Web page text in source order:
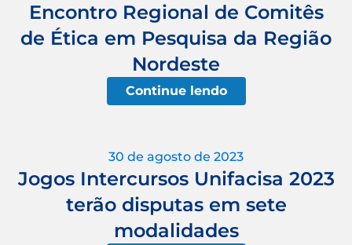
Encontro Regional de Comitês
de Ética em Pesquisa da Região
Nordeste
Continue lendo
30 de agosto de 2023
Jogos Intercursos Unifacisa 2023
terão disputas em sete
modalidades